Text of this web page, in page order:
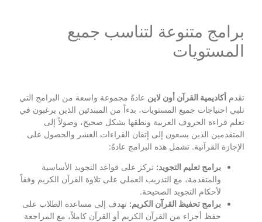
برامج متنوعة لتناسب جميع
المستويات
تقدم أكاديمية القرآن أون لاين عادةً مجموعة واسعة من البرامج التي
تلبي احتياجات جميع المستويات، بدءاً من المبتدئين الذين يرغبون في
تعلم قراءة الحروف العربية ونطقها بشكل صحيح، وصولاً إلى
المتقدمين الذين يسعون إلى إتقان القراءات العشر والحصول على
الإجازة القرآنية. تشمل هذه البرامج عادةً:
برامج تعليم التجويد: تركز على قواعد التجويد الأساسية
والمتقدمة، مع التدريب العملي على تلاوة القرآن الكريم وفقاً
لأحكام التجويد الصحيحة.
برامج تحفيظ القرآن الكريم: تهدف إلى مساعدة الطلاب على
حفظ أجزاء من القرآن الكريم أو القرآن كاملاً، مع المراجعة